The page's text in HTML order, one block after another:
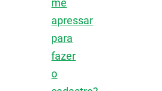
me
apressar
para
fazer
o